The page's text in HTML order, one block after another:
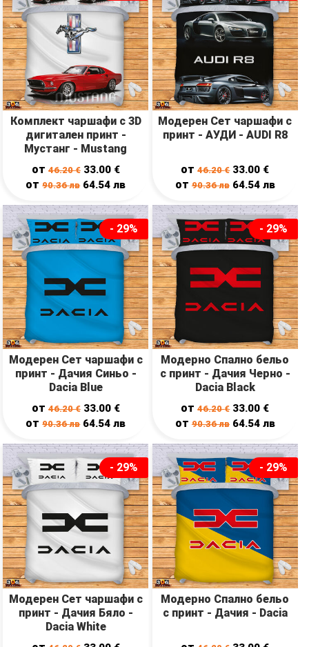
Комплект чаршафи с 3D
дигитален принт -
Мустанг - Mustang
от46.20€ 33.00 €
от90.36лв 64.54лв
Модерен Сет чаршафи с
принт - АУДИ - AUDI R8
от46.20€ 33.00 €
от 90.36лв 64.54 лв
- 29%
Модерен Сет чаршафи с
принт - Дачия Синьо -
Dacia Blue
от46.20€ 33.00 €
от90.36лв 64.54лв
- 29%
Модерно Спално бельо
с принт - Дачия Черно -
Dacia Black
от46.20€ 33.00 €
от 90.36лв 64.54 лв
- 29%
Модерен Сет чаршафи с
принт - Дачия Бяло -
Dacia White
- 29%
Модерно Спално бельо
с принт - Дачия - Dacia